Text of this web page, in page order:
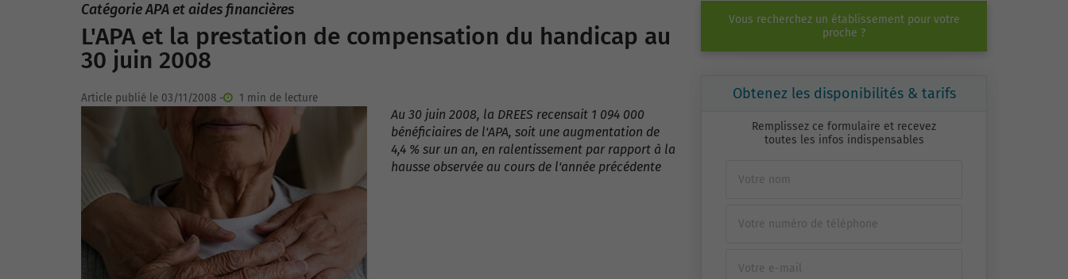
Catégorie APA et aides financières
L'APA et la prestation de compensation du handicap au
30 juin 2008
Article publié le 03/11/2008 - 1 min de lecture
Au 30 juin 2008, la DREES recensait 1 094 000
bénéficiaires de l'APA, soit une augmentation de
4,4 % sur un an, en ralentissement par rapport à la
hausse observée au cours de l'année précédente
Vous recherchez un établissement pour votre
proche ?
Obtenez les disponibilités & tarifs
Remplissez ce formulaire et recevez
toutes les infos indispensables